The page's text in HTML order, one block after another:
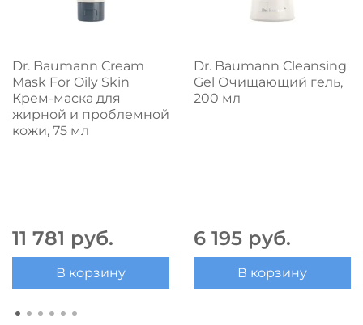
Dr. Baumann Cream
Mask For Oily Skin
Крем-маска для
жирной и проблемной
кожи, 75 мл
11 781 руб.
В корзину
Dr. Baumann Cleansing
Gel Очищающий гель,
200 мл
6 195 руб.
В корзину